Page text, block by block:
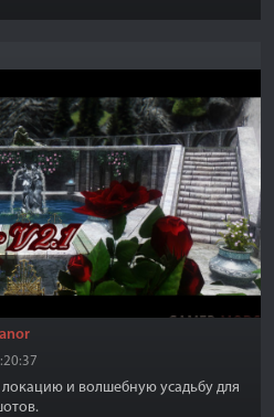
и волшебную усадьбу для